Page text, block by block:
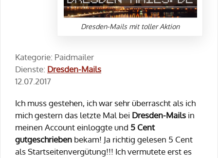
Dresden-Mails mit toller Aktion
Kategorie: Paidmailer
Dienste: Dresden-Mails
12.07.2017
Ich muss gestehen, ich war sehr überrascht als ich
mich gestern das letzte Mal bei Dresden-Mails in
meinen Account einloggte und 5 Cent
gutgeschrieben bekam! Ja richtig gelesen 5 Cent
als Startseitenvergütung!!! Ich vermutete erst es